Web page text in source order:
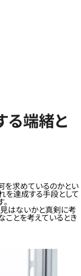
る端緒と
を求めているのかとい
を達成する手段として
はないかと真剣に考
ことを考えているとき